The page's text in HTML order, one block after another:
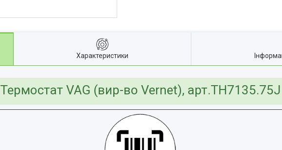
Характеристики
Термостат VAG (вир-во Vernet), арт.TH7135.75J